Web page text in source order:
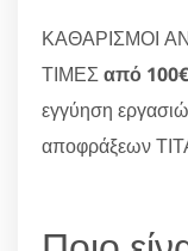
ΚΑΘΑΡΙΣΜΟΙ
ΤΙΜΕΣαπό 100€
εγγύηση
αποφράξεων